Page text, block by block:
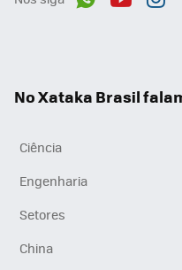
No Xataka Brasil
Ciência
Engenharia
Setores
China